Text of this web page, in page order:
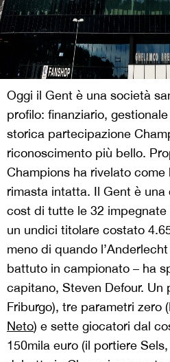
Oggi il Gent è una società
profilo: finanziario,
storica partecipazione
riconoscimento più bello.
Champions ha rivelato
rimasta intatta. Il Gent è
cost di tutte le 32 impegnate
un undici titolare costato
meno di quando
battuto in campionato – ha
capitano, Steven Defour. Un
Friburgo), tre parametri zero
Neto) e sette giocatori dal
150mila euro (il portiere